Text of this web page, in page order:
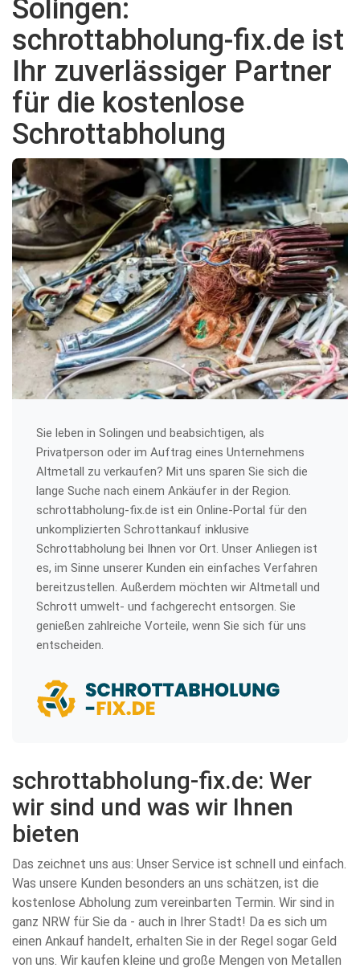
Solingen:
schrottabholung-fix.de ist
Ihr zuverlässiger Partner
für die kostenlose
Schrottabholung
Sie leben in Solingen und beabsichtigen, als
Privatperson oder im Auftrag eines Unternehmens
Altmetall zu verkaufen? Mit uns sparen Sie sich die
lange Suche nach einem Ankäufer in der Region.
schrottabholung-fix.de ist ein Online-Portal für den
unkomplizierten Schrottankauf inklusive
Schrottabholung bei Ihnen vor Ort. Unser Anliegen ist
es, im Sinne unserer Kunden ein einfaches Verfahren
bereitzustellen. Außerdem möchten wir Altmetall und
Schrott umwelt- und fachgerecht entsorgen. Sie
genießen zahlreiche Vorteile, wenn Sie sich für uns
entscheiden.
schrottabholung-fix.de: Wer
wir sind und was wir Ihnen
bieten
Das zeichnet uns aus: Unser Service ist schnell und einfach.
Was unsere Kunden besonders an uns schätzen, ist die
kostenlose Abholung zum vereinbarten Termin. Wir sind in
ganz NRW für Sie da - auch in Ihrer Stadt! Da es sich um
einen Ankauf handelt, erhalten Sie in der Regel sogar Geld
von uns. Wir kaufen kleine und große Mengen von Metallen